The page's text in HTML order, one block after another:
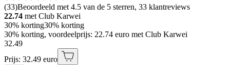
(33)Beoordeeld met 4.5 van de 5 sterren, 33 klantreviews
22.74 met Club Karwei
30% korting30% korting
30% korting, voordeelprijs: 22.74 euro met Club Karwei
32.49
Prijs: 32.49 euro